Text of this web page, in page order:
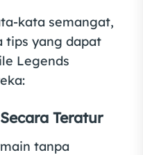
kata semangat,
tips yang dapat
Legends
Teratur
tanpa